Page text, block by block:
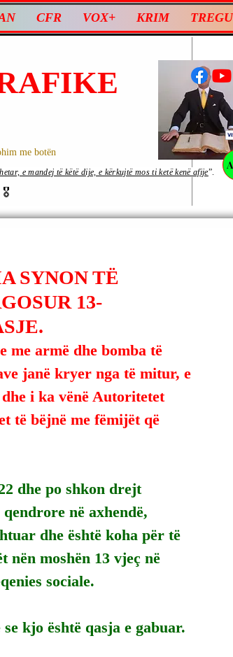
CFR VOX+ KRIM
me botën
e mandej të këtë dije, e kërkujtë mos ti ketë kenë afije”.
SYNON TË
13-
me armë dhe bomba të
janë kryer nga të mitur, e
i ka vënë Autoritetet
të bëjnë me fëmijët që
dhe po shkon drejt
në axhendë,
dhe është koha për të
moshën 13 vjeç në
sociale.
kjo është qasja e gabuar.